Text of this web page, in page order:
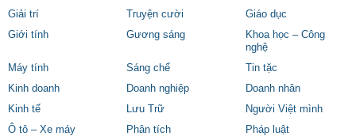
Giải trí
Truyện cười
Giáo dục
Giới tính
Gương sáng
Khoa học – Công
nghệ
Máy tính
Sáng chế
Tin tặc
Kinh doanh
Doanh nghiệp
Doanh nhân
Kinh tế
Lưu Trữ
Người Việt mình
Ô tô – Xe máy
Phân tích
Pháp luật